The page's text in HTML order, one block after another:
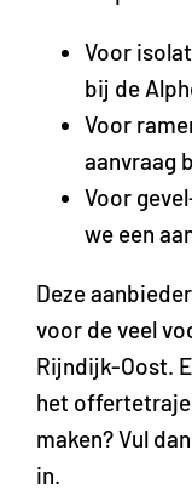
Voor
bij de
Voor
aanvraag
Voor
we een
Deze
voor de veel
Rijndijk-Oost.
het
maken? Vul
in.